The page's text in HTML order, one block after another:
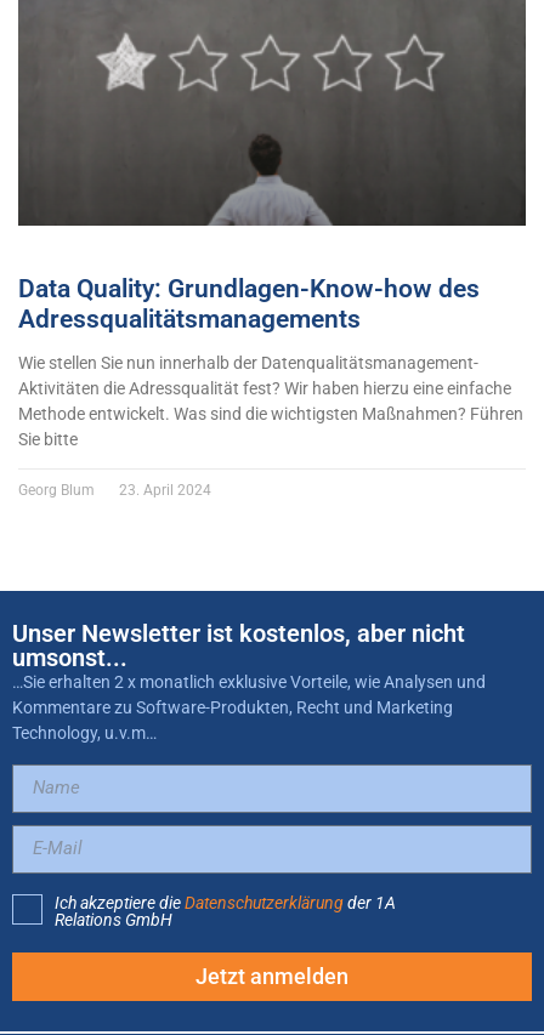
Data Quality: Grundlagen-Know-how des
Adressqualitätsmanagements
Wie stellen Sie nun innerhalb der Datenqualitätsmanagement-
Aktivitäten die Adressqualität fest? Wir haben hierzu eine einfache
Methode entwickelt. Was sind die wichtigsten Maßnahmen? Führen
Sie bitte
Georg Blum 23. April 2024
Unser Newsletter ist kostenlos, aber nicht
umsonst...
…Sie erhalten 2 x monatlich exklusive Vorteile, wie Analysen und
Kommentare zu Software-Produkten, Recht und Marketing
Technology, u.v.m…
Ich akzeptiere dieDatenschutzerklärungder 1A
Relations GmbH
Jetzt anmelden